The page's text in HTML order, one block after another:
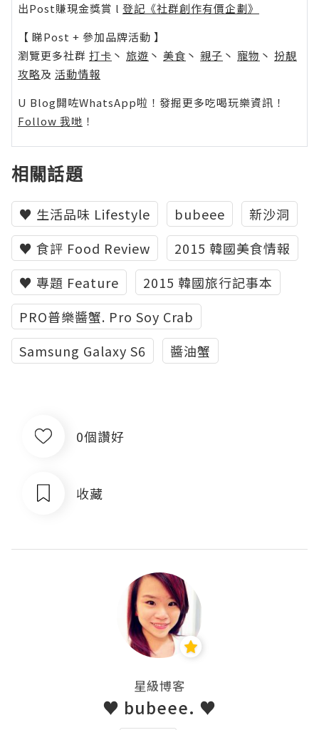
出Post賺現金獎賞 l 登記《社群創作有價企劃》
【 睇Post + 參加品牌活動 】
瀏覽更多社群 打卡 丶 旅遊 丶 美食 丶 親子 丶 寵物 丶 扮靚
攻略及 活動情報
U Blog開咗WhatsApp啦！發掘更多吃喝玩樂資訊！
Follow 我哋 ！
相關話題
♥ 生活品味 Lifestyle bubeee
新沙洞
♥ 食評 Food Review
2015 韓國美食情報
♥ 專題 Feature
2015 韓國旅行記事本
PRO普樂醬蟹. Pro Soy Crab
Samsung Galaxy S6
醬油蟹
0個讚好
收藏
星級博客
♥ bubeee. ♥